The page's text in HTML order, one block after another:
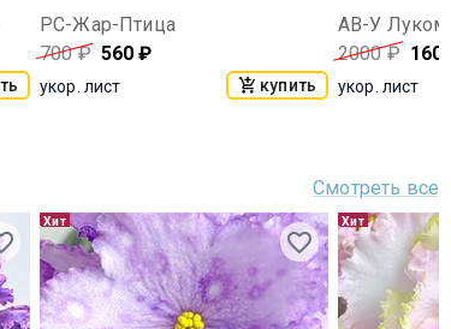
РС-Жар-Птица
700₽ 560 ₽
укор. лист купить
АВ-У
2000₽
укор. лист
Смотреть все
Хит Хит